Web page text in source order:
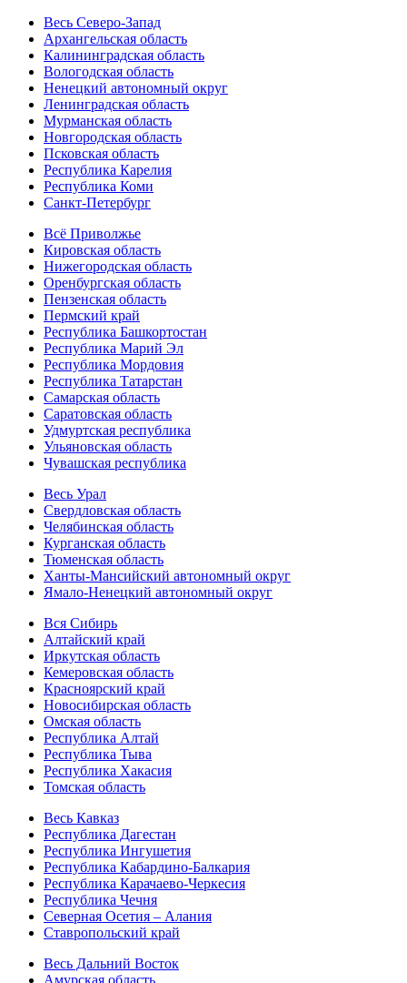
Весь Северо-Запад
Архангельская область
Калининградская область
Вологодская область
Ненецкий автономный округ
Ленинградская область
Мурманская область
Новгородская область
Псковская область
Республика Карелия
Республика Коми
Санкт-Петербург
Всё Приволжье
Кировская область
Нижегородская область
Оренбургская область
Пензенская область
Пермский край
Республика Башкортостан
Республика Марий Эл
Республика Мордовия
Республика Татарстан
Самарская область
Саратовская область
Удмуртская республика
Ульяновская область
Чувашская республика
Весь Урал
Свердловская область
Челябинская область
Курганская область
Тюменская область
Ханты-Мансийский автономный округ
Ямало-Ненецкий автономный округ
Вся Сибирь
Алтайский край
Иркутская область
Кемеровская область
Красноярский край
Новосибирская область
Омская область
Республика Алтай
Республика Тыва
Республика Хакасия
Томская область
Весь Кавказ
Республика Дагестан
Республика Ингушетия
Республика Кабардино-Балкария
Республика Карачаево-Черкесия
Республика Чечня
Северная Осетия – Алания
Ставропольский край
Весь Дальний Восток
Амурская область